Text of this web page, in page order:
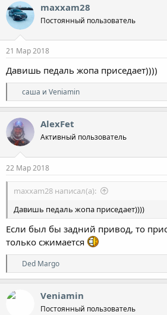
maxxam28
Постоянный пользователь
21 Мар 2018
Давишь педаль жопа приседает))))
Р
е
а
к
ц
и
и
:
саша и Veniamin
AlexFet
Активный пользователь
22 Мар 2018
maxxam28 написал(а):
Давишь педаль жопа приседает))))
Если был бы задний привод, то
только сжимается
Р
е
а
Ded Margo
Veniamin
Постоянный пользователь